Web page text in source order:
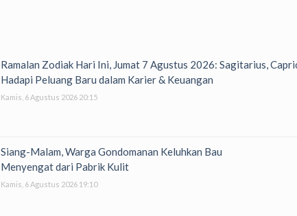
Ramalan Zodiak Hari Ini, Jumat 7 Agustus 2026: Sagitarius,
Hadapi Peluang Baru dalam Karier & Keuangan
Kamis, 6 Agustus 2026 20:15
Siang-Malam, Warga Gondomanan Keluhkan Bau
Menyengat dari Pabrik Kulit
Kamis, 6 Agustus 2026 19:10